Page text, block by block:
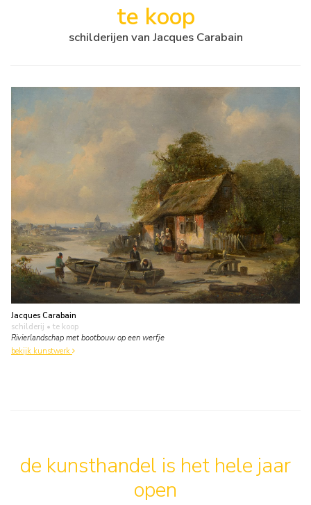
te koop
schilderijen van Jacques Carabain
Jacques Carabain
schilderij • te koop
Rivierlandschap met bootbouw op een werfje
bekijk kunstwerk
de kunsthandel is het hele jaar
open